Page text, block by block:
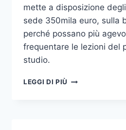
mette a disposizione
sede 350mila euro, sulla
perché possano più
frequentare le lezioni del
studio.
LEGGI DI PIÙ PUBBLICATO